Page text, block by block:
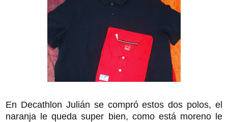
En Decathlon Julián se compró estos dos polos, el
naranja le queda super bien, como está moreno le